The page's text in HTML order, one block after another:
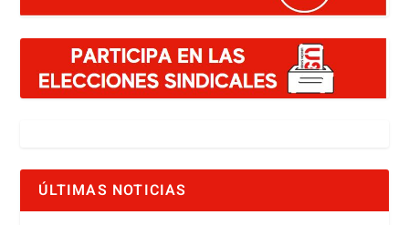
ÚLTIMAS NOTICIAS